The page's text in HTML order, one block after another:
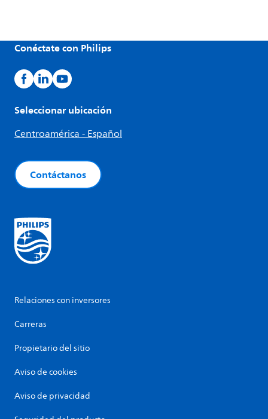
Conéctate con Philips
Seleccionar ubicación
Centroamérica - Español
Contáctanos
Relaciones con inversores
Carreras
Propietario del sitio
Aviso de cookies
Aviso de privacidad